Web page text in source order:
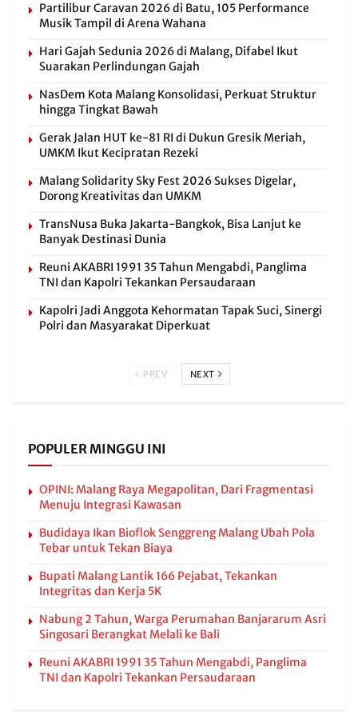
Partilibur Caravan 2026 di Batu, 105 Performance
Musik Tampil di Arena Wahana
Hari Gajah Sedunia 2026 di Malang, Difabel Ikut
Suarakan Perlindungan Gajah
NasDem Kota Malang Konsolidasi, Perkuat Struktur
hingga Tingkat Bawah
Gerak Jalan HUT ke-81 RI di Dukun Gresik Meriah,
UMKM Ikut Kecipratan Rezeki
Malang Solidarity Sky Fest 2026 Sukses Digelar,
Dorong Kreativitas dan UMKM
TransNusa Buka Jakarta-Bangkok, Bisa Lanjut ke
Banyak Destinasi Dunia
Reuni AKABRI 1991 35 Tahun Mengabdi, Panglima
TNI dan Kapolri Tekankan Persaudaraan
Kapolri Jadi Anggota Kehormatan Tapak Suci, Sinergi
Polri dan Masyarakat Diperkuat
PREV NEXT
POPULER MINGGU INI
OPINI: Malang Raya Megapolitan, Dari Fragmentasi
Menuju Integrasi Kawasan
Budidaya Ikan Bioflok Senggreng Malang Ubah Pola
Tebar untuk Tekan Biaya
Bupati Malang Lantik 166 Pejabat, Tekankan
Integritas dan Kerja 5K
Nabung 2 Tahun, Warga Perumahan Banjararum Asri
Singosari Berangkat Melali ke Bali
Reuni AKABRI 1991 35 Tahun Mengabdi, Panglima
TNI dan Kapolri Tekankan Persaudaraan